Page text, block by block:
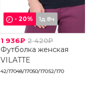
-20% 1д 8ч
1 936₽ 2 420₽
Футболка женская
VILATTE
42/17048/17050/17052/170